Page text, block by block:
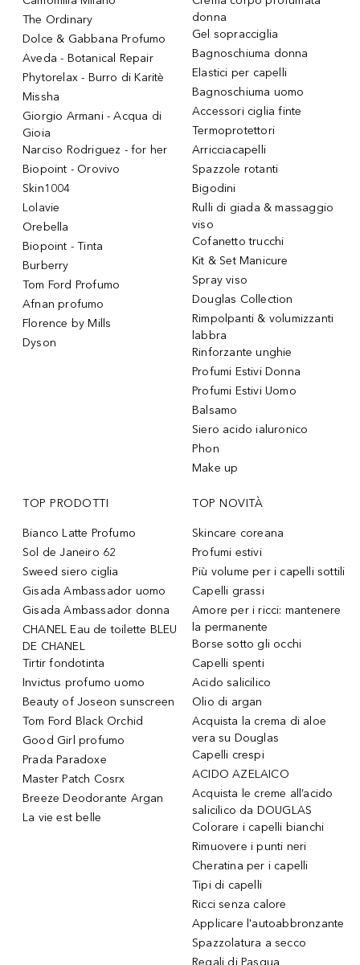
The Ordinary
Dolce & Gabbana Profumo
Aveda - Botanical Repair
Phytorelax - Burro di Karitè
Missha
Giorgio Armani - Acqua di
Gioia
Narciso Rodriguez - for her
Biopoint - Orovivo
Skin1004
Lolavie
Orebella
Biopoint - Tinta
Burberry
Tom Ford Profumo
Afnan profumo
Florence by Mills
Dyson
donna
Gel sopracciglia
Bagnoschiuma donna
Elastici per capelli
Bagnoschiuma uomo
Accessori ciglia finte
Termoprotettori
Arricciacapelli
Spazzole rotanti
Bigodini
Rulli di giada & massaggio
viso
Cofanetto trucchi
Kit & Set Manicure
Spray viso
Douglas Collection
Rimpolpanti & volumizzanti
labbra
Rinforzante unghie
Profumi Estivi Donna
Profumi Estivi Uomo
Balsamo
Siero acido ialuronico
Phon
Make up
TOP PRODOTTI
Bianco Latte Profumo
Sol de Janeiro 62
Sweed siero ciglia
Gisada Ambassador uomo
Gisada Ambassador donna
CHANEL Eau de toilette BLEU
DE CHANEL
Tirtir fondotinta
Invictus profumo uomo
Beauty of Joseon sunscreen
Tom Ford Black Orchid
Good Girl profumo
Prada Paradoxe
Master Patch Cosrx
Breeze Deodorante Argan
La vie est belle
TOP NOVITÀ
Skincare coreana
Profumi estivi
Più volume per i capelli sottili
Capelli grassi
Amore per i ricci: mantenere
la permanente
Borse sotto gli occhi
Capelli spenti
Acido salicilico
Olio di argan
Acquista la crema di aloe
vera su Douglas
Capelli crespi
ACIDO AZELAICO
Acquista le creme all’acido
salicilico da DOUGLAS
Colorare i capelli bianchi
Rimuovere i punti neri
Cheratina per i capelli
Tipi di capelli
Ricci senza calore
Applicare l'autoabbronzante
Spazzolatura a secco
Regali di Pasqua